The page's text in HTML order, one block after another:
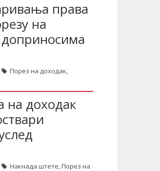
права
на
Порез на доходак,
на доходак
Накнада штете,Порез на